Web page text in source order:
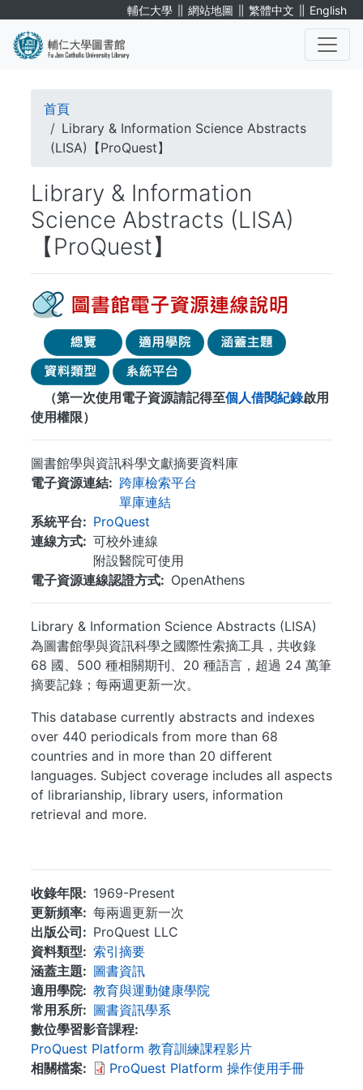
輔仁大學 ∥ 網站地圖 ∥ 繁體中文 ∥ English
導
航
結
首頁
Library & Information Science Abstracts
(LISA)【ProQuest】
Library & Information
Science Abstracts (LISA)
【ProQuest】
（第一次使用電子資源請記得至個人借閱紀錄啟用
使用權限）
圖書館學與資訊科學文獻摘要資料庫
電子資源連結
跨庫檢索平台
單庫連結
系統平台
ProQuest
連線方式
可校外連線
附設醫院可使用
電子資源連線認證方式
OpenAthens
Library & Information Science Abstracts (LISA)
為圖書館學與資訊科學之國際性索摘工具，共收錄
68 國、500 種相關期刊、20 種語言，超過 24 萬筆
摘要記錄；每兩週更新一次。
This database currently abstracts and indexes
over 440 periodicals from more than 68
countries and in more than 20 different
languages. Subject coverage includes all aspects
of librarianship, library users, information
retrieval and more.
收錄年限
1969-Present
更新頻率
每兩週更新一次
出版公司
ProQuest LLC
資料類型
索引摘要
涵蓋主題
圖書資訊
適用學院
教育與運動健康學院
常用系所
圖書資訊學系
數位學習影音課程
ProQuest Platform 教育訓練課程影片
相關檔案
ProQuest Platform 操作使用手冊